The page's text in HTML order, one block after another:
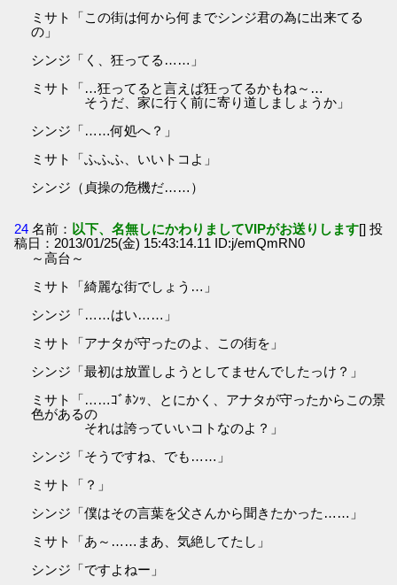
ミサト「この街は何から何までシンジ君の為に出来てる
の」
シンジ「く、狂ってる……」
ミサト「…狂ってると言えば狂ってるかもね～…
そうだ、家に行く前に寄り道しましょうか」
シンジ「……何処へ？」
ミサト「ふふふ、いいトコよ」
シンジ（貞操の危機だ……）
24 名前： 以下、名無しにかわりましてVIPがお送りします[] 投
稿日：2013/01/25(金) 15:43:14.11 ID:j/emQmRN0
～高台～
ミサト「綺麗な街でしょう…」
シンジ「……はい……」
ミサト「アナタが守ったのよ、この街を」
シンジ「最初は放置しようとしてませんでしたっけ？」
ミサト「……ｺﾞﾎﾝｯ、とにかく、アナタが守ったからこの景
色があるの
それは誇っていいコトなのよ？」
シンジ「そうですね、でも……」
ミサト「？」
シンジ「僕はその言葉を父さんから聞きたかった……」
ミサト「あ～……まあ、気絶してたし」
シンジ「ですよねー」